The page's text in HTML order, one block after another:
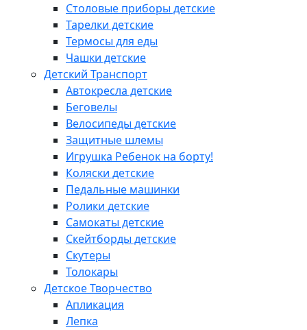
Столовые приборы детские
Тарелки детские
Термосы для еды
Чашки детские
Детский Транспорт
Автокресла детские
Беговелы
Велосипеды детские
Защитные шлемы
Игрушка Ребенок на борту!
Коляски детские
Педальные машинки
Ролики детские
Самокаты детские
Скейтборды детские
Скутеры
Толокары
Детское Творчество
Апликация
Лепка